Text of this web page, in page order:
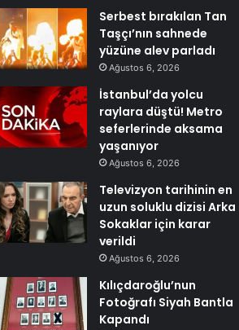
Serbest bırakılan Tan
Taşçı’nın sahnede
yüzüne alev parladı
Ağustos 6, 2026
İstanbul’da yolcu
raylara düştü! Metro
seferlerinde aksama
yaşanıyor
Ağustos 6, 2026
Televizyon tarihinin en
uzun soluklu dizisi Arka
Sokaklar için karar
verildi
Ağustos 6, 2026
Kılıçdaroğlu’nun
Fotoğrafı Siyah Bantla
Kapandı